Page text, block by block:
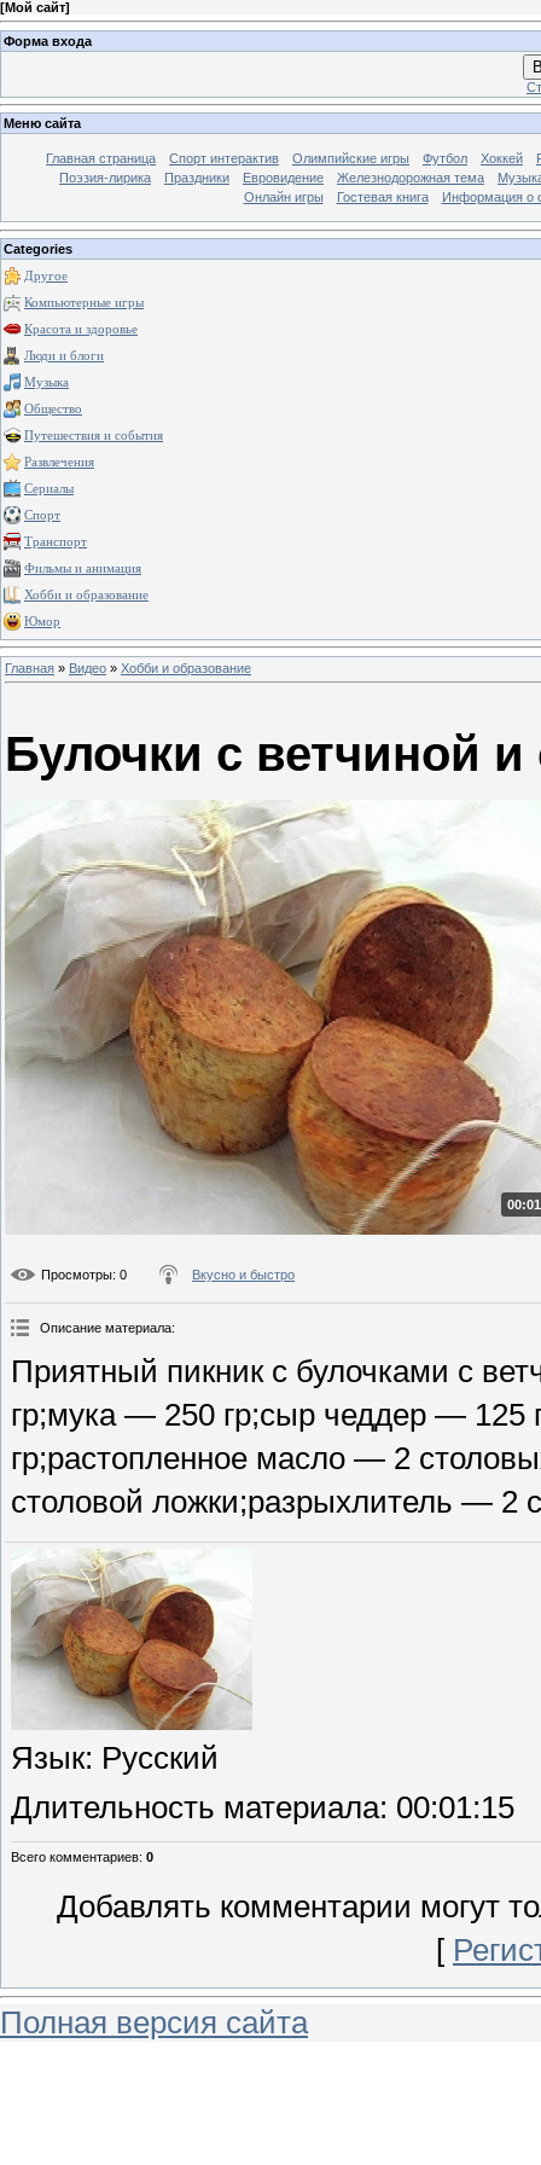
[Мой сайт]
Форма входа
Меню сайта
Главная страница Спорт интерактив Олимпийские игры Футбол Хоккей
Поэзия-лирика
Праздники Евровидение Железнодорожная тема
Онлайн игры
Гостевая книга Информация о
Categories
Другое
Компьютерные игры
Красота и здоровье
Люди и блоги
Музыка
Общество
Путешествия и события
Развлечения
Сериалы
Спорт
Транспорт
Фильмы и анимация
Хобби и образование
Юмор
Главная » Видео » Хобби и образование
Булочки с ветчиной
Просмотры: 0 Вкусно и быстро
Описание материала:
Приятный пикник с булочками с
гр;мука — 250 гр;сыр чеддер — 125
гр;растопленное масло — 2
столовой ложки;разрыхлитель — 2
Язык: Русский
Длительность материала: 00:01:15
Всего комментариев: 0
Добавлять комментарии могут
[
Полная версия сайта